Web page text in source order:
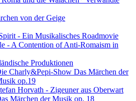
von der Geige
- Ein Musikalisches Roadmovie
- A Contention of Anti-Romaism in
Produktionen
Charly&Pepi-Show Das Märchen der
op.19
Horvath - Zigeuner aus Oberwart
Märchen der Musik op. 18